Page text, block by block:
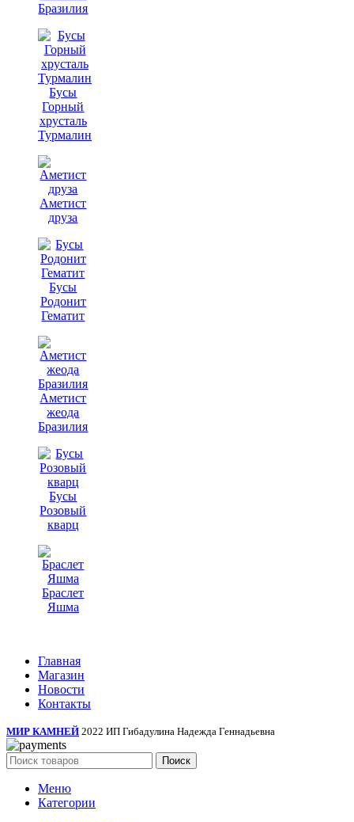
Бразилия
Бусы
Горный
хрусталь
Турмалин
Аметист
друза
Бусы
Родонит
Гематит
Аметист
жеода
Бразилия
Бусы
Розовый
кварц
Браслет
Яшма
Главная
Магазин
Новости
Контакты
МИР КАМНЕЙ 2022 ИП Гибадулина Надежда Геннадьевна
Поиск
Меню
Категории